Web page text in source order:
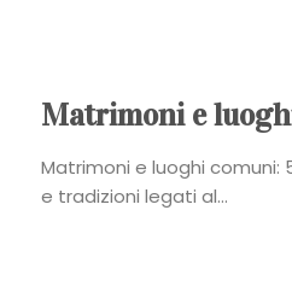
Matrimoni e
Matrimoni e luoghi
e tradizioni legati al...